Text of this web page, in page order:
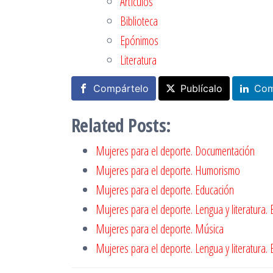
Biblioteca
Epónimos
Literatura
Compártelo Publícalo
Related Posts:
Mujeres para el deporte. Documentación
Mujeres para el deporte. Humorismo
Mujeres para el deporte. Educación
Mujeres para el deporte. Lengua y literatura.
Mujeres para el deporte. Música
Mujeres para el deporte. Lengua y literatura.